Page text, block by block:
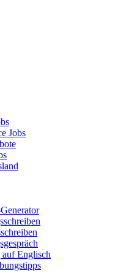
Jobs
Englisch